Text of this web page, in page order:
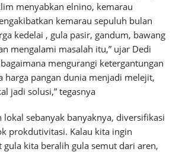
menyabkan elnino, kemarau
kemarau sepuluh bulan
kedelai , gula pasir, gandum, bawang
mengalami masalah itu,” ujar Dedi
mengurangi ketergantungan
harga pangan dunia menjadi melejit,
jadi solusi,” tegasnya
lokal sebanyak banyaknya, diversifikasi
prokdutivitasi. Kalau kita ingin
kita beralih gula semut dari aren,